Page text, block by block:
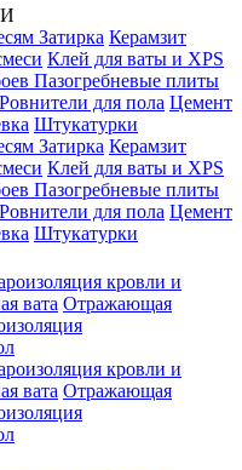
Затирка Керамзит
Клей для ваты и XPS
Пазогребневые плиты
Ровнители для пола Цемент
Штукатурки
Затирка Керамзит
Клей для ваты и XPS
Пазогребневые плиты
Ровнители для пола Цемент
Штукатурки
кровли и
вата Отражающая
кровли и
вата Отражающая